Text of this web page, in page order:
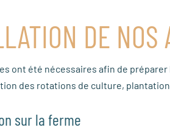
DE NOS
ont été nécessaires afin de
des rotations de culture,
sur la ferme